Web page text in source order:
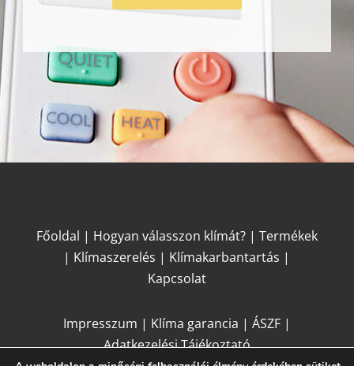
Főoldal | Hogyan válasszon klímát?| Termékek
| Klímaszerelés | Klímakarbantartás |
Kapcsolat
Impresszum | Klíma garancia | ÁSZF|
Adatkezelési Tájékoztató